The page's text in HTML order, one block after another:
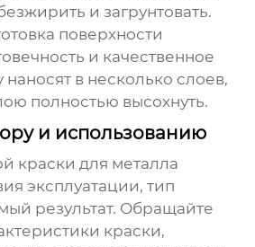
и загрунтовать.
поверхности
и качественное
в несколько слоев,
полностью высохнуть.
и использованию
краски для металла
эксплуатации, тип
результат. Обращайте
краски,